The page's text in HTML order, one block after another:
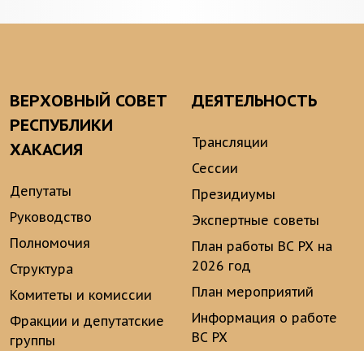
ВЕРХОВНЫЙ СОВЕТ
РЕСПУБЛИКИ
ХАКАСИЯ
Депутаты
Руководство
Полномочия
Структура
Комитеты и комиссии
Фракции и депутатские
группы
ДЕЯТЕЛЬНОСТЬ
Трансляции
Сессии
Президиумы
Экспертные советы
План работы ВС РХ на
2026 год
План мероприятий
Информация о работе
ВС РХ